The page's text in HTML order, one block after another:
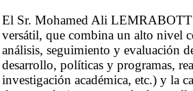
El Sr. Mohamed Ali LEMRABOTT
versátil, que combina un alto nivel
análisis, seguimiento y evaluación
desarrollo, políticas y programas,
investigación académica, etc.) y la